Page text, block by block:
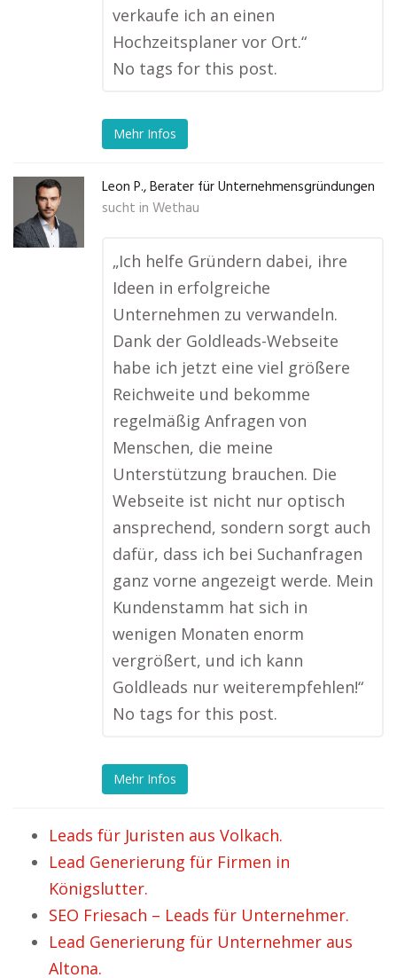
verkaufe ich an einen
Hochzeitsplaner vor Ort.“
No tags for this post.
Mehr Infos
Leon P., Berater für Unternehmensgründungen
sucht in Wethau
„Ich helfe Gründern dabei, ihre
Ideen in erfolgreiche
Unternehmen zu verwandeln.
Dank der Goldleads-Webseite
habe ich jetzt eine viel größere
Reichweite und bekomme
regelmäßig Anfragen von
Menschen, die meine
Unterstützung brauchen. Die
Webseite ist nicht nur optisch
ansprechend, sondern sorgt auch
dafür, dass ich bei Suchanfragen
ganz vorne angezeigt werde. Mein
Kundenstamm hat sich in
wenigen Monaten enorm
vergrößert, und ich kann
Goldleads nur weiterempfehlen!“
No tags for this post.
Mehr Infos
Leads für Juristen aus Volkach.
Lead Generierung für Firmen in
Königslutter.
SEO Friesach – Leads für Unternehmer.
Lead Generierung für Unternehmer aus
Altona.